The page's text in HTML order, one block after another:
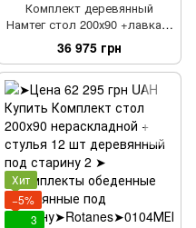
Комплект деревянный
Намтег стол 200х90 +лавка 2
шт
36 975 грн
Хит
−5%
3